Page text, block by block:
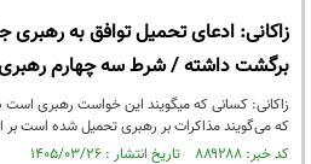
برگشت داشته / شرط سه چهارم رهبری
زاکانی: کسانی که میگویند این خواست رهبری‌ است
که می‌گویند مذاکرات بر رهبری تحمیل شده است بر
کد خبر: ۸۸۹۲۸۸ تاریخ انتشار : ۱۴۰۵/۰۳/۲۶